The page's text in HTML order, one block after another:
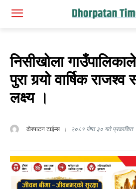
निसीखोला
पुरा गर्‍यो वार्षिक
लक्ष्य ।
ढोरपाटन टाईम्स २०८१ जेष्ठ ३० गते प्रकाशित